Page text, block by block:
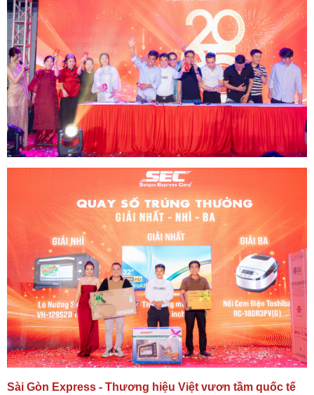
Sài Gòn Express - Thương hiệu Việt vươn tầm quốc tế